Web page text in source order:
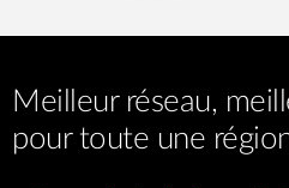
Meilleur réseau,
pour toute une